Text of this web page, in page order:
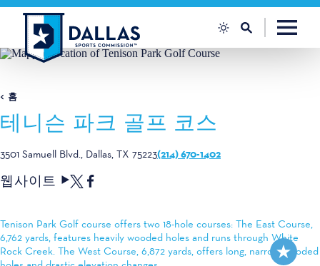
콘텐츠로 건너뛰기
홈
테니슨 파크 골프 코스
3501 Samuell Blvd. Dallas, TX 75223(214) 670-1402
웹사이트
Tenison Park Golf course offers two 18-hole courses: The East Course,
6,762 yards, features heavily wooded holes and runs through White
Rock Creek. The West Course, 6,872 yards, offers long, narrow wooded